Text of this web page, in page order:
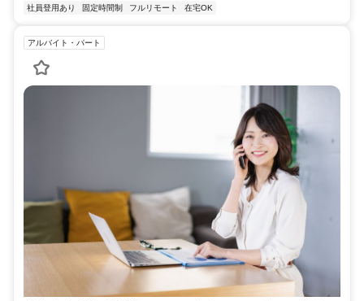
社員登用あり 固定時間制 フルリモート 在宅OK
アルバイト・パート